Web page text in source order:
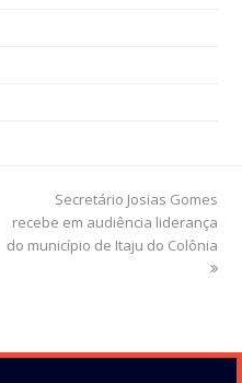
next
post:
Secretário Josias Gomes
recebe em audiência liderança
do município de Itaju do Colônia